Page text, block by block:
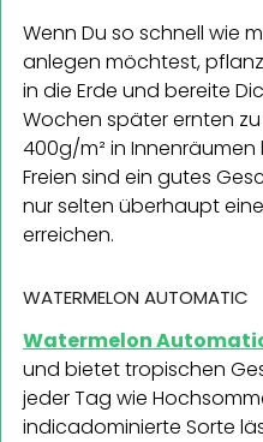
Wenn Du so schnell wie
anlegen möchtest,
in die Erde und bereite
Wochen später ernten
400g/m² in Innenräumen
Freien sind ein gutes
nur selten überhaupt
erreichen.
WATERMELON AUTOMATIC
Watermelon
und bietet tropischen
jeder Tag wie
indicadominierte Sorte